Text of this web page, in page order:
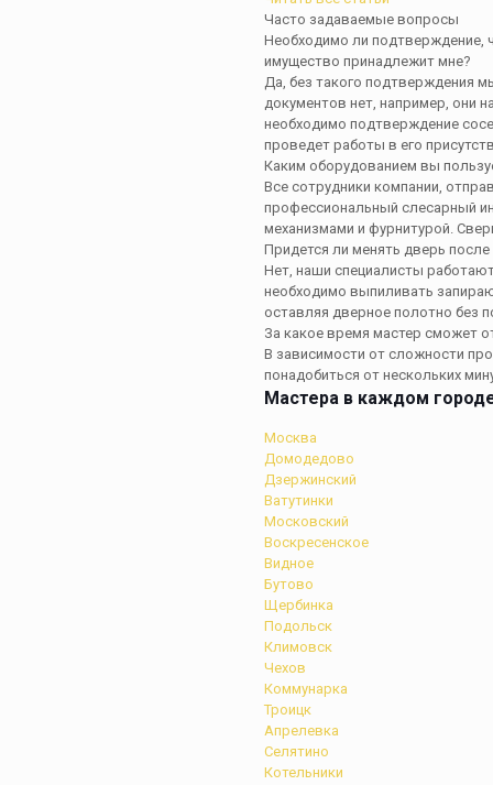
Часто задаваемые вопросы
Необходимо ли подтверждение,
имущество принадлежит мне?
Да, без такого подтверждения
документов нет, например, они
необходимо подтверждение
проведет работы в его
Каким оборудованием вы
Все сотрудники компании,
профессиональный слесарный
механизмами и фурнитурой.
Придется ли менять дверь
Нет, наши специалисты
необходимо выпиливать
оставляя дверное полотно без
За какое время мастер сможет
В зависимости от сложности
понадобиться от нескольких
Мастера в каждом
Москва
Домодедово
Дзержинский
Ватутинки
Московский
Воскресенское
Видное
Бутово
Щербинка
Подольск
Климовск
Чехов
Коммунарка
Троицк
Апрелевка
Селятино
Котельники